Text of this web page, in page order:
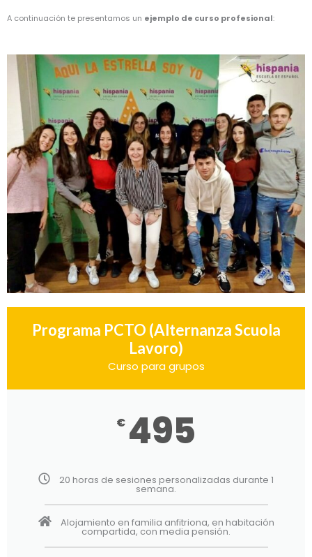
A continuación te presentamos un ejemplo de curso profesional:
Programa PCTO (Alternanza Scuola
Lavoro)
Curso para grupos
€ 495
20 horas de sesiones personalizadas durante 1
semana.
Alojamiento en familia anfitriona, en habitación
compartida, con media pensión.